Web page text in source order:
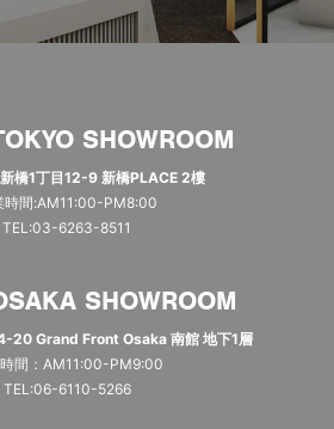
SHOWROOM
橋1丁目12-9 新橋PLACE 2樓
時間:AM11:00-PM8:00
TEL:03-6263-8511
SHOWROOM
20 Grand Front Osaka 南館 地下1層
間：AM11:00-PM9:00
TEL:06-6110-5266